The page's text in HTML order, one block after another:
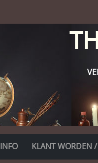
INFO KLANT WORDEN